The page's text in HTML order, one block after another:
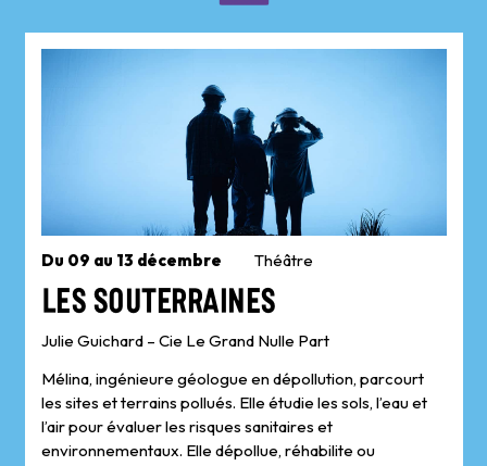
Du 09 au 13 décembre Théâtre
Les Souterraines
Julie Guichard – Cie Le Grand Nulle Part
Mélina, ingénieure géologue en dépollution, parcourt
les sites et terrains pollués. Elle étudie les sols, l’eau et
l’air pour évaluer les risques sanitaires et
environnementaux. Elle dépollue, réhabilite ou